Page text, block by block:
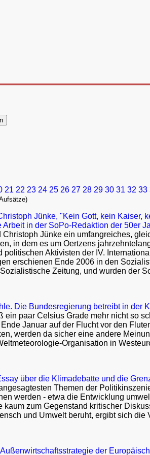
21 22 23 24 25 26 27 28 29 30 31 32 33
Jünke, "Kein Gott, kein Kaiser,
in der SoPo-Redaktion der 50er
Christoph Jünke ein umfangreiches,
in dem es um Oertzens
politischen Aktivisten der IV.
erschienen Ende 2006 in den
Zeitung, und wurden der
Die Bundesregierung betreibt in der
ein paar Celsius Grade mehr nicht so
Januar auf der Flucht vor den
werden da sicher eine andere
Organisation in
über die Klimadebatte und die
Themen der
werden - etwa die Entwicklung
zum Gegenstand kritischer
und Umwelt beruht, ergibt sich
der